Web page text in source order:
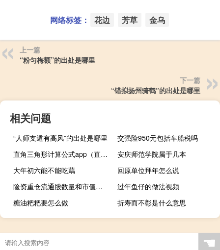
网络标签： 花边 芳草 金乌
上一篇
“粉匀梅额”的出处是哪里
下一篇
“错拟扬州骑鹤”的出处是哪里
相关问题
“人师支遁有高风”的出处是哪里
交强险950元包括车船税吗
直角三角形计算公式app（直角三角形计算公式）
安庆师范学院属于几本
大年初六能不能吃藕
回原单位拜年怎么说
险资重仓流通股数量和市值环比“双升” 机构称当前仍是长期布局A股好时点
过年鱼仔的做法视频
糖油粑粑要怎么做
折寿而不彰是什么意思
☚